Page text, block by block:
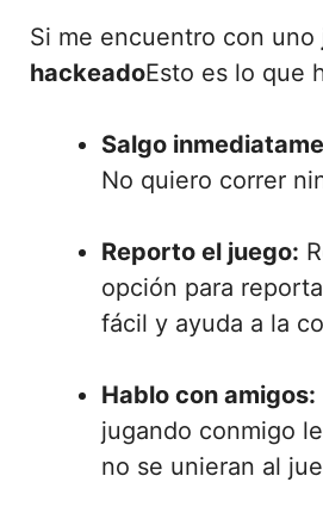
Si me encuentro con uno
hackeadoEsto es lo que
Salgo
No quiero correr
Reporto el juego:
opción para
fácil y ayuda a la
Hablo con amigos:
jugando conmigo
no se unieran al